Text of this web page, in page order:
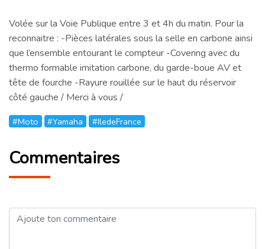
Volée sur la Voie Publique entre 3 et 4h du matin. Pour la
reconnaitre : -Pièces latérales sous la selle en carbone ainsi
que l’ensemble entourant le compteur -Covering avec du
thermo formable imitation carbone, du garde-boue AV et
tête de fourche -Rayure rouillée sur le haut du réservoir
côté gauche / Merci à vous /
#Moto #Yamaha #IledeFrance
Commentaires